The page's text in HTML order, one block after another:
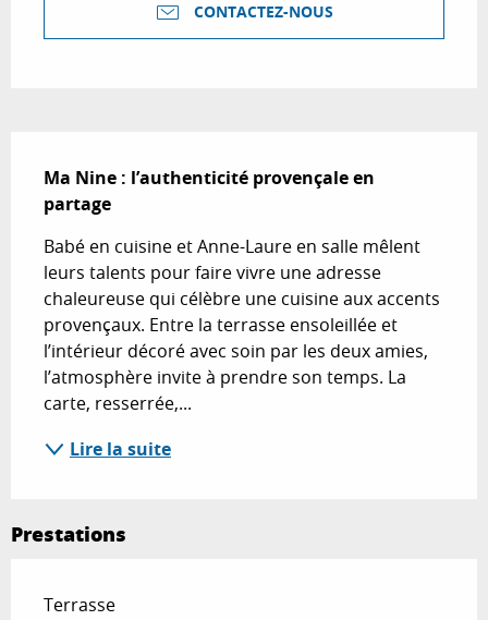
CONTACTEZ-NOUS
Ma Nine : l’authenticité provençale en
partage
Babé en cuisine et Anne-Laure en salle mêlent
leurs talents pour faire vivre une adresse
chaleureuse qui célèbre une cuisine aux accents
provençaux. Entre la terrasse ensoleillée et
l’intérieur décoré avec soin par les deux amies,
l’atmosphère invite à prendre son temps. La
carte, resserrée,...
Lire la suite
Prestations
Terrasse